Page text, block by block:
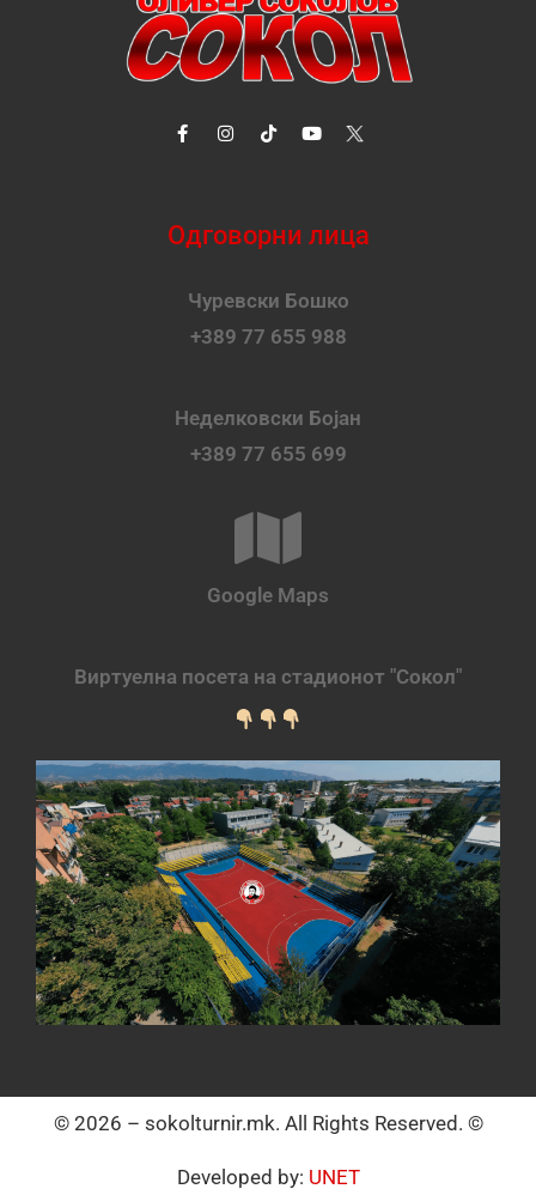
Одговорни лица
Чуревски Бошко
+389 77 655 988
Неделковски Бојан
+389 77 655 699
Google Maps
Виртуелна посета на стадионот "Сокол"
© 2026 – sokolturnir.mk. All Rights Reserved. ©
Developed by: UNET